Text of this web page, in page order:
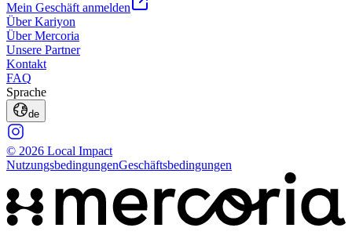
Mein Geschäft anmelden
Über Kariyon
Über Mercoria
Unsere Partner
Kontakt
FAQ
Sprache
de
© 2026 Local Impact
NutzungsbedingungenGeschäftsbedingungen